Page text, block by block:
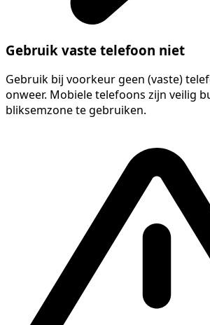
Gebruik vaste telefoon niet
Gebruik bij voorkeur geen (vaste)
onweer. Mobiele telefoons zijn veilig
bliksemzone te gebruiken.